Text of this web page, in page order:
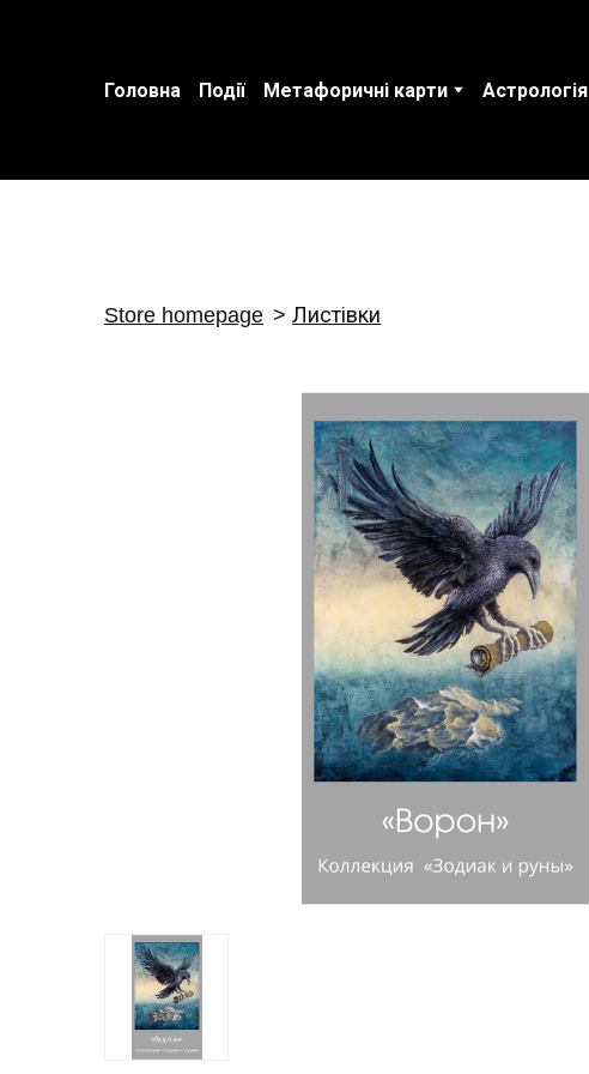
Головна Події Метафоричні карти Астрологія
Store homepage Листівки